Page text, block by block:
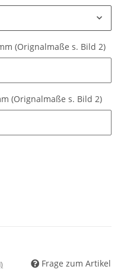
(Orignalmaße s. Bild 2)
(Orignalmaße s. Bild 2)
Frage zum Artikel